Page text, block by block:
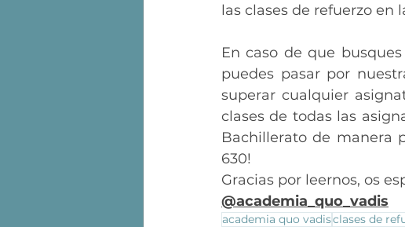
las clases de refuerzo en
En caso de que
puedes pasar por
superar cualquier
clases de todas las
Bachillerato de manera
630!
Gracias por leernos, os
@academia_quo_vadis
academia quo vadisclases de